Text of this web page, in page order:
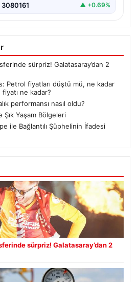
3080161 ▲ +0.69%
sürpriz! Galatasaray’dan 2
Petrol fiyatları düştü mü, ne kadar
ne kadar?
performansı nasıl oldu?
Şık Yaşam Bölgeleri
ile Bağlantılı Şüphelinin İfadesi
sürpriz! Galatasaray’dan 2